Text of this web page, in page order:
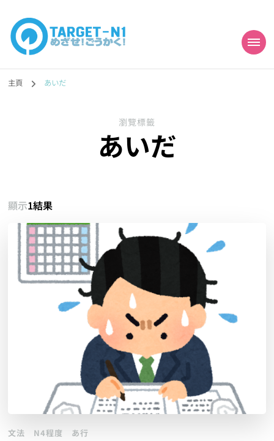
目標!!日本語能力試
N1合格
勉強コンテンツも追加予定!!】
主頁 あいだ
瀏覽標籤
あいだ
顯示1結果
文法 N4程度 あ行